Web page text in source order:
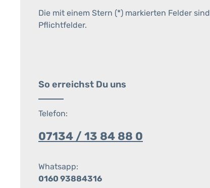
Die mit einem Stern (*) markierten Felder sind
Pflichtfelder.
So erreichst Du uns
Telefon:
07134 / 13 84 88 0
Whatsapp:
0160 93884316